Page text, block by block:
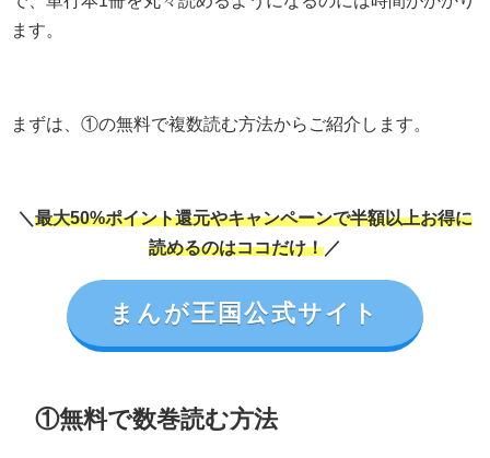
ます。
まずは、①の無料で複数読む方法からご紹介します。
＼ 最大50%ポイント還元やキャンペーンで半額以上お得に
読めるのはココだけ！ ／
まんが王国公式サイト
①無料で数巻読む方法